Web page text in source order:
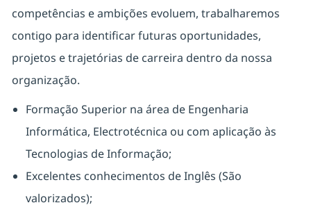
competências e ambições evoluem, trabalharemos
contigo para identificar futuras oportunidades,
projetos e trajetórias de carreira dentro da nossa
organização.
Formação Superior na área de Engenharia
Informática, Electrotécnica ou com aplicação às
Tecnologias de Informação;
Excelentes conhecimentos de Inglês (São
valorizados);